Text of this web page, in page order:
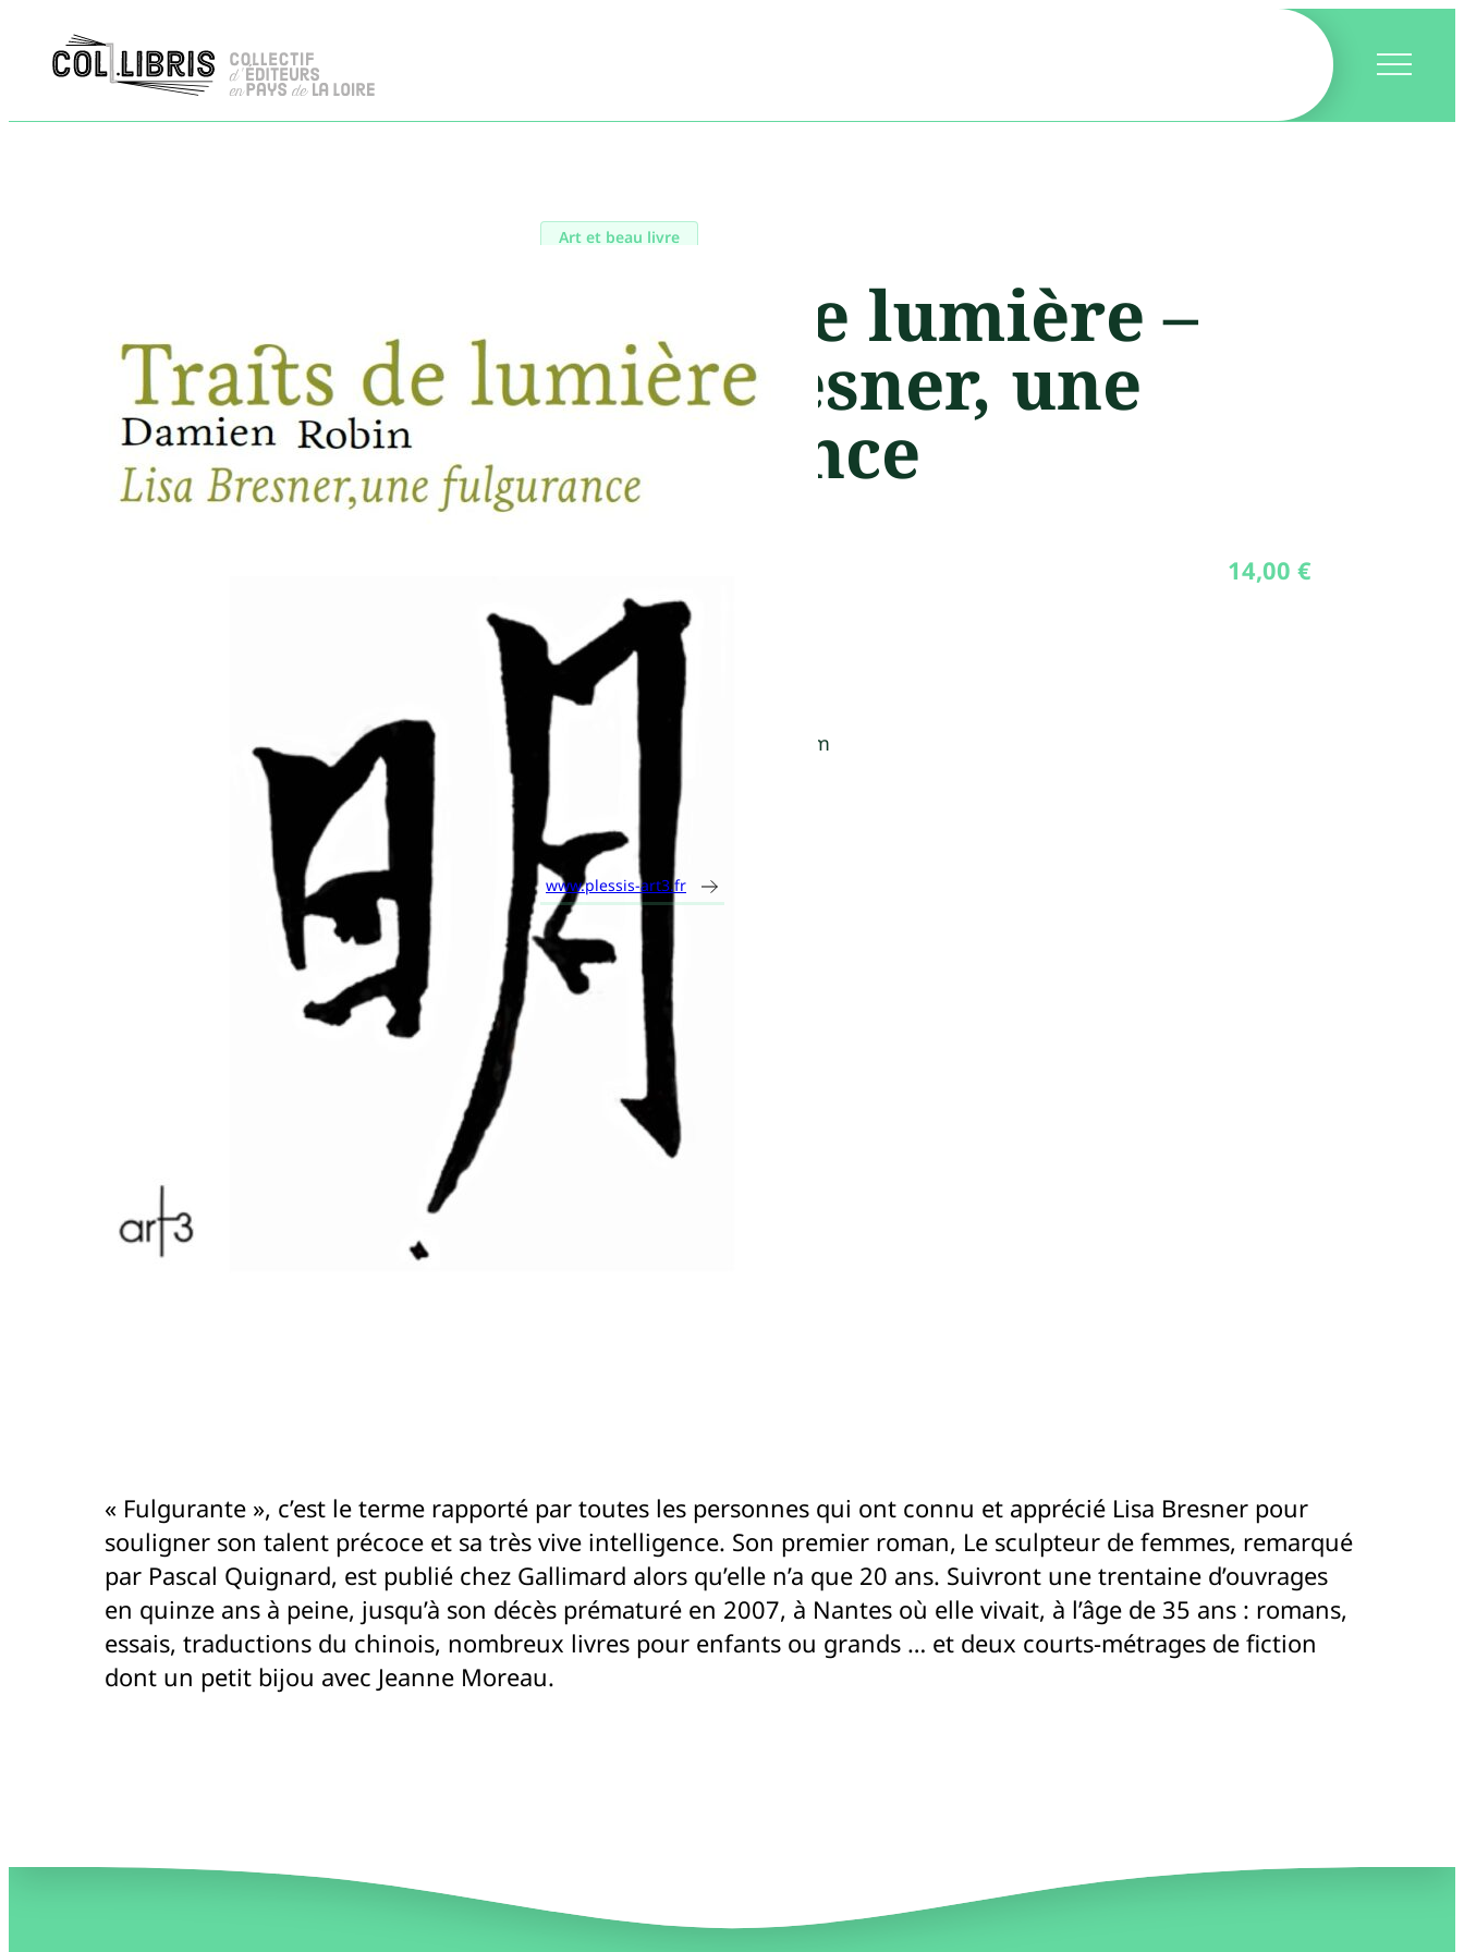
Art et beau livre
Traits de lumière –
Lisa Bresner, une
fulgurance
14,00 €
Damien Robin
Parution :15 mars 2024
Dimensions :
12 x 17,5 cm
9782909417554
www.plessis-art3.fr
« Fulgurante », c’est le terme rapporté par toutes les personnes qui ont connu et apprécié Lisa Bresner pour
souligner son talent précoce et sa très vive intelligence. Son premier roman, Le sculpteur de femmes, remarqué
par Pascal Quignard, est publié chez Gallimard alors qu’elle n’a que 20 ans. Suivront une trentaine d’ouvrages
en quinze ans à peine, jusqu’à son décès prématuré en 2007, à Nantes où elle vivait, à l’âge de 35 ans : romans,
essais, traductions du chinois, nombreux livres pour enfants ou grands … et deux courts-métrages de fiction
dont un petit bijou avec Jeanne Moreau.